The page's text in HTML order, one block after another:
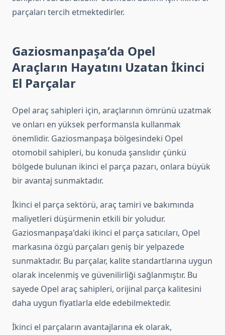
parçaları tercih etmektedirler.
Gaziosmanpaşa’da Opel
Araçların Hayatını Uzatan İkinci
El Parçalar
Opel araç sahipleri için, araçlarının ömrünü uzatmak
ve onları en yüksek performansla kullanmak
önemlidir. Gaziosmanpaşa bölgesindeki Opel
otomobil sahipleri, bu konuda şanslıdır çünkü
bölgede bulunan ikinci el parça pazarı, onlara büyük
bir avantaj sunmaktadır.
İkinci el parça sektörü, araç tamiri ve bakımında
maliyetleri düşürmenin etkili bir yoludur.
Gaziosmanpaşa'daki ikinci el parça satıcıları, Opel
markasına özgü parçaları geniş bir yelpazede
sunmaktadır. Bu parçalar, kalite standartlarına uygun
olarak incelenmiş ve güvenilirliği sağlanmıştır. Bu
sayede Opel araç sahipleri, orijinal parça kalitesini
daha uygun fiyatlarla elde edebilmektedir.
İkinci el parçaların avantajlarına ek olarak,